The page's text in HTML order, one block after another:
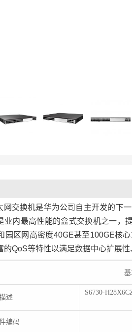
网交换机是华为公司自主开发的下
业内最高性能的盒式交换机之一，
园区网高密度40GE甚至100GE核
的QoS等特性以满足数据中心扩展
基
述
S6730-
编码